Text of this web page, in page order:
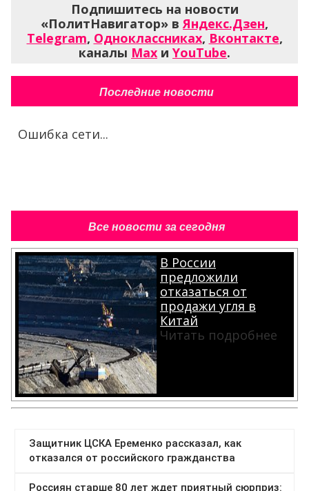
Подпишитесь на новости
«ПолитНавигатор» вЯндекс.Дзен,
Telegram, Одноклассниках, Вконтакте,
каналы Max и YouTube.
Последние новости
Ошибка сети...
Все новости за сегодня
В России
предложили
отказаться от
продажи угля в
Китай
Читать подробнее